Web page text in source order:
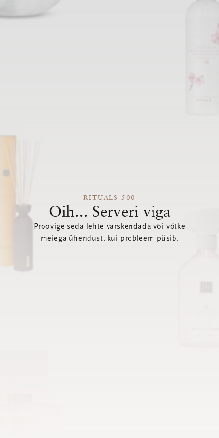
RITUALS 500
Oih... Serveri viga
Proovige seda lehte värskendada või võtke
meiega ühendust, kui probleem püsib.